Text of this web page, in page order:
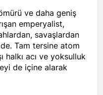
KADIN
ÜYELERİ İLE
PAR KADIN HEYETİ
ZİYARET ETTİ.
Ago
kadın komisyonu
Eren
te Cemal
ve daha geniş
emperyalist,
savaşlardan
Tam tersine atom
halkı acı ve yoksulluk
de içine alarak